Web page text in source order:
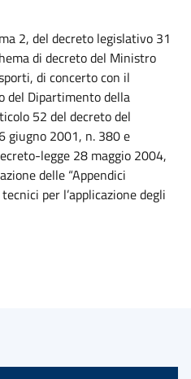
2, del decreto legislativo 31
di decreto del Ministro
di concerto con il
del Dipartimento della
52 del decreto del
giugno 2001, n. 380 e
legge 28 maggio 2004,
delle “Appendici
per l’applicazione degli